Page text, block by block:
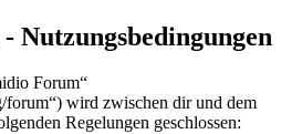
Nutzungsbedingungen
Forum“
wird zwischen dir und dem
Regelungen geschlossen: